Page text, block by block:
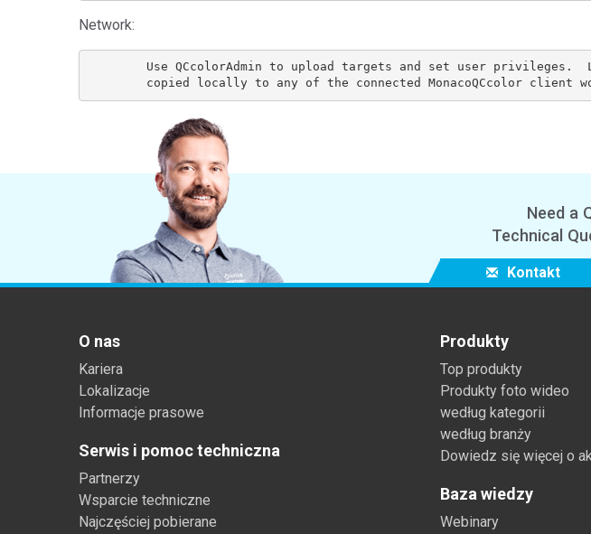
Network:
Use QCcolorAdmin to upload targets and set user privileges.
Need a
Technical
Kontakt
O nas
Kariera
Lokalizacje
Informacje prasowe
Serwis i pomoc techniczna
Partnerzy
Wsparcie techniczne
Najczęściej pobierane
Produkty
Top produkty
Produkty foto wideo
według kategorii
według branży
Dowiedz się więcej o
Baza wiedzy
Webinary